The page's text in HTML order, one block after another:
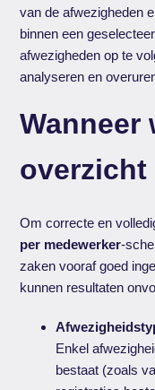
van de afwezigheden
binnen een
afwezigheden op te
analyseren en
Wanneer
overzicht
Om correcte en
per medewerker-
zaken vooraf goed
kunnen resultaten
Enkel
bestaat (zoals